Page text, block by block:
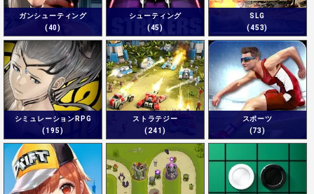
ガンシューティング
(40)
シューティング
(45)
SLG
(453)
シミュレーションRPG
(195)
ストラテジー
(241)
スポーツ
(73)